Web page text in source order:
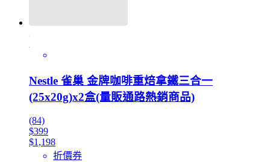
Nestle 雀巢 金牌咖啡重焙拿鐵三合一
(25x20g)x2盒(量販通路熱銷商品)
(84)
$399
$1,198
折價券